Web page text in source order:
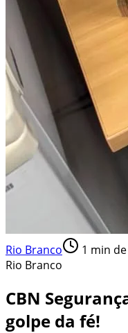
Rio Branco 1 min
Rio Branco
CBN
golpe da fé!